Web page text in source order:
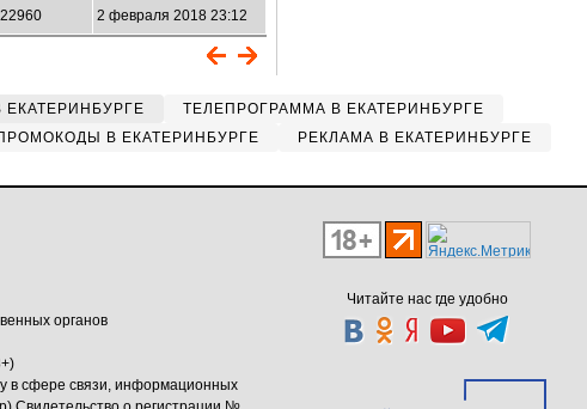
22960 2 февраля 2018 23:12
ТЕЛЕПРОГРАММА В ЕКАТЕРИНБУРГЕ
В ЕКАТЕРИНБУРГЕ РЕКЛАМА В ЕКАТЕРИНБУРГЕ
Читайте нас где удобно
органов
в сфере связи, информационных